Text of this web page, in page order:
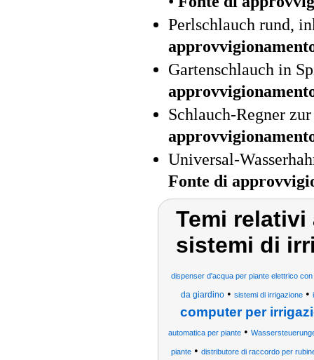
Perlschlauch rund,
Gartenschlauch in
Schlauch-Regner
Universal-
Fonte di
Temi
sistemi di
dispenser d'acqua per piante elettrico
da giardino• sistemi di irrigazione•
computer per
automatica per piante •
piante• distributore di raccordo per